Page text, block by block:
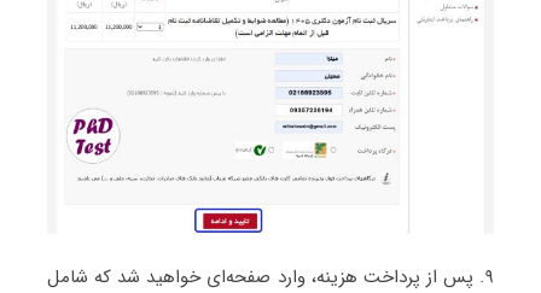
۹. پس از پرداخت هزینه، وارد صفحه‌ای خواهید شد که شامل